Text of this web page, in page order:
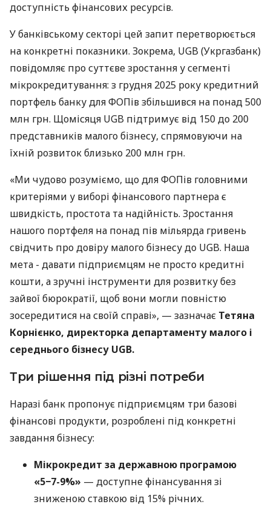
доступність фінансових ресурсів.
У банківському секторі цей запит перетворюється
на конкретні показники. Зокрема, UGB (Укргазбанк)
повідомляє про суттєве зростання у сегменті
мікрокредитування: з грудня 2025 року кредитний
портфель банку для ФОПів збільшився на понад 500
млн грн. Щомісяця UGB підтримує від 150 до 200
представників малого бізнесу, спрямовуючи на
їхній розвиток близько 200 млн грн.
«Ми чудово розуміємо, що для ФОПів головними
критеріями у виборі фінансового партнера є
швидкість, простота та надійність. Зростання
нашого портфеля на понад пів мільярда гривень
свідчить про довіру малого бізнесу до UGB. Наша
мета - давати підприємцям не просто кредитні
кошти, а зручні інструменти для розвитку без
зайвої бюрократії, щоб вони могли повністю
зосередитися на своїй справі», — зазначає Тетяна
Корнієнко, директорка департаменту малого і
середнього бізнесу UGB.
Три рішення під різні потреби
Наразі банк пропонує підприємцям три базові
фінансові продукти, розроблені під конкретні
завдання бізнесу:
Мікрокредит за державною програмою
«5−7-9%» — доступне фінансування зі
зниженою ставкою від 15% річних.